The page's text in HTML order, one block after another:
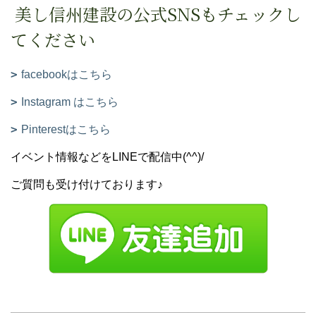
美し信州建設の公式SNSもチェックし
てください
facebookはこちら
Instagram はこちら
Pinterestはこちら
イベント情報などをLINEで配信中(^^)/
ご質問も受け付けております♪